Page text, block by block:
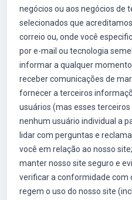
negócios ou aos negócios de
selecionados que
correio ou, onde você
por e-mail ou tecnologia
informar a qualquer
receber comunicações de
fornecer a terceiros
usuários (mas esses
nenhum usuário individual a
lidar com perguntas e
você em relação ao nosso site;
manter nosso site seguro e
verificar a conformidade com
regem o uso do nosso site